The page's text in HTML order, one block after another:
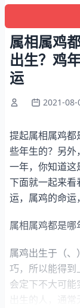
属相属鸡
出生？鸡
运
2021-08-
提起属相属鸡都
些年生的？另外
一年，你知道这
下面就一起来看
运，属鸡的命运
属相属鸡都是哪
属鸡出生于（
巧，所以能得到
会定下不大可
出生的人，通